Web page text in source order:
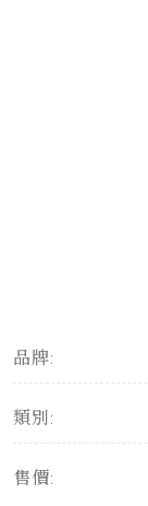
品牌:
類別:
售價: